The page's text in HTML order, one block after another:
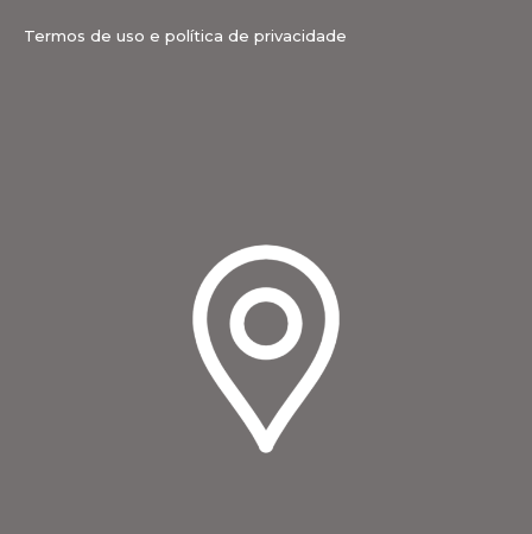
Termos de uso e política de privacidade